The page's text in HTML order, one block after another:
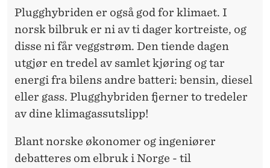
Plugghybriden er også god for klimaet. I
norsk bilbruk er ni av ti dager kortreiste, og
disse ni får veggstrøm. Den tiende dagen
utgjør en tredel av samlet kjøring og tar
energi fra bilens andre batteri: bensin, diesel
eller gass. Plugghybriden fjerner to tredeler
av dine klimagassutslipp!
Blant norske økonomer og ingeniører
debatteres om elbruk i Norge - til